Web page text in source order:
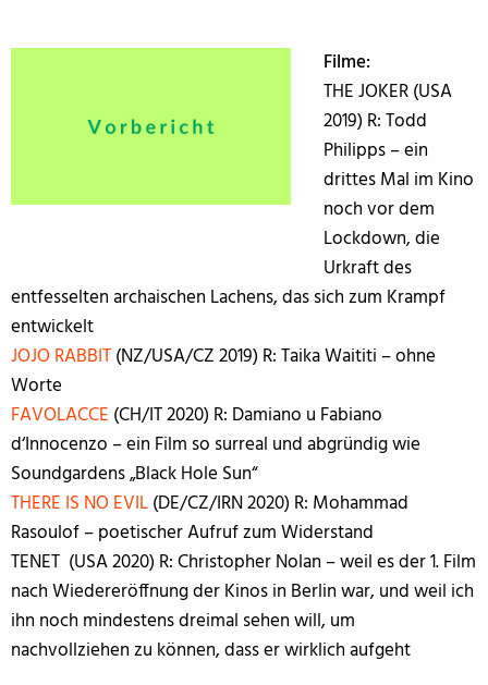
Filme:
THE JOKER (USA
2019) R: Todd
Philipps – ein
drittes Mal im Kino
noch vor dem
Lockdown, die
Urkraft des
entfesselten archaischen Lachens, das sich zum Krampf
entwickelt
JOJO RABBIT(NZ/USA/CZ 2019) R: Taika Waititi – ohne
Worte
FAVOLACCE (CH/IT 2020) R: Damiano u Fabiano
d‘Innocenzo – ein Film so surreal und abgründig wie
Soundgardens „Black Hole Sun“
THERE IS NO EVIL(DE/CZ/IRN 2020) R: Mohammad
Rasoulof – poetischer Aufruf zum Widerstand
TENET (USA 2020) R: Christopher Nolan – weil es der 1. Film
nach Wiedereröffnung der Kinos in Berlin war, und weil ich
ihn noch mindestens dreimal sehen will, um
nachvollziehen zu können, dass er wirklich aufgeht